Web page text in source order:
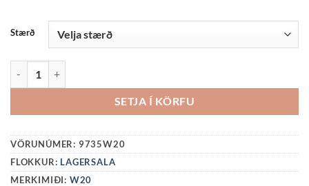
Stærð
SETJA Í KÖRFU
VÖRUNÚMER: 9735W20
FLOKKUR: LAGERSALA
MERKIMIÐI: W20